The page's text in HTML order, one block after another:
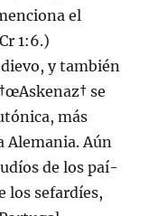
el
1:6.)
y también
se
más
Alemania. Aún
de los paí­
los sefardí­es,